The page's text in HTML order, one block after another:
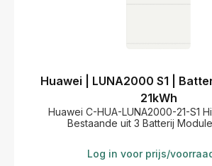
Huawei | LUNA2000 S1 |
21kWh
Huawei C-HUA-LUNA2000-21-S1
Bestaande uit 3 Batterij
Log in voor prijs/